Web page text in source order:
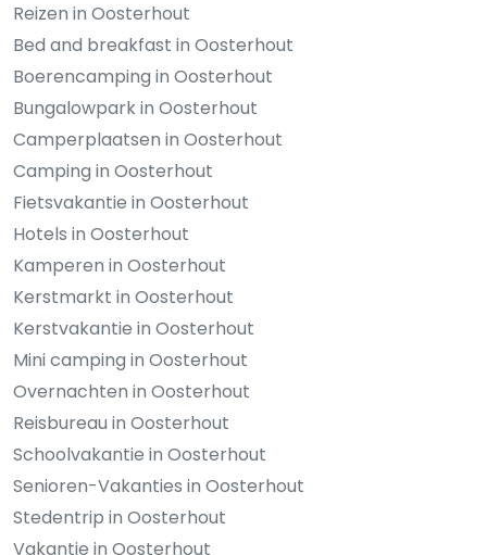
Reizen in Oosterhout
Bed and breakfast in Oosterhout
Boerencamping in Oosterhout
Bungalowpark in Oosterhout
Camperplaatsen in Oosterhout
Camping in Oosterhout
Fietsvakantie in Oosterhout
Hotels in Oosterhout
Kamperen in Oosterhout
Kerstmarkt in Oosterhout
Kerstvakantie in Oosterhout
Mini camping in Oosterhout
Overnachten in Oosterhout
Reisbureau in Oosterhout
Schoolvakantie in Oosterhout
Senioren-Vakanties in Oosterhout
Stedentrip in Oosterhout
Vakantie in Oosterhout